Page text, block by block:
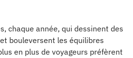
chaque année, qui dessinent des
bouleversent les équilibres
en plus de voyageurs préfèrent